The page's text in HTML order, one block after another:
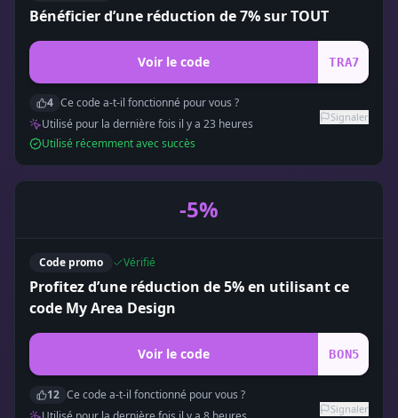
Bénéficier d’une réduction de 7% sur TOUT
Voir le code TRA7
4 Ce code a-t-il fonctionné pour vous ?
Utilisé pour la dernière fois il y a 23 heures
Utilisé récemment avec succès
Signaler
-5%
Code promo Vérifié
Profitez d’une réduction de 5% en utilisant ce
code My Area Design
Voir le code BON5
12 Ce code a-t-il fonctionné pour vous ?
Signaler